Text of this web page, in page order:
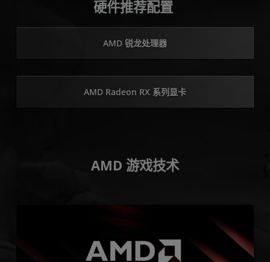
硬件推荐配置
AMD 锐龙处理器
AMD Radeon RX 系列显卡
AMD 游戏技术